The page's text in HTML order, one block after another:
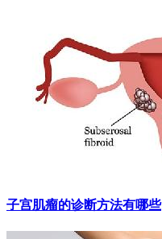
子宫肌瘤的诊断方法有哪些